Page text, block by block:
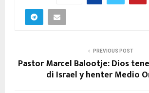
PREVIOUS POST
Pastor Marcel Balootje: Dios
di Israel y henter Medio